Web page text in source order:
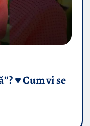
♥️ Cum vi se